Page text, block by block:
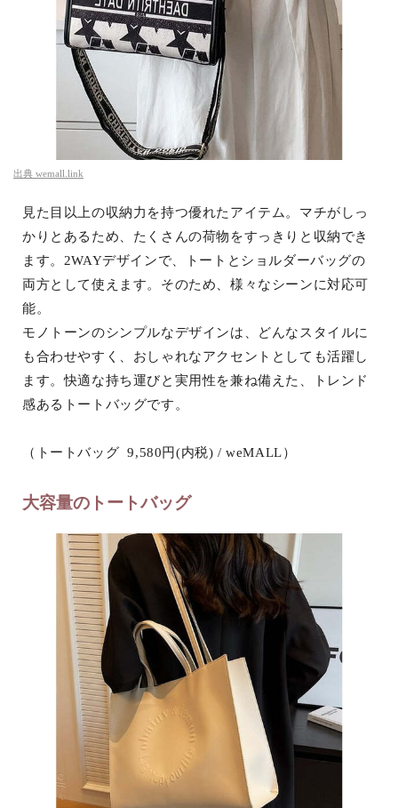
出典 wemall.link
見た目以上の収納力を持つ優れたアイテム。マチがしっ
かりとあるため、たくさんの荷物をすっきりと収納でき
ます。2WAYデザインで、トートとショルダーバッグの
両方として使えます。そのため、様々なシーンに対応可
能。
モノトーンのシンプルなデザインは、どんなスタイルに
も合わせやすく、おしゃれなアクセントとしても活躍し
ます。快適な持ち運びと実用性を兼ね備えた、トレンド
感あるトートバッグです。
（トートバッグ 9,580円(内税) / weMALL）
大容量のトートバッグ